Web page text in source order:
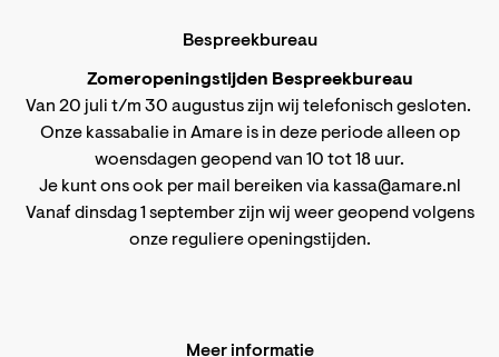
Bespreekbureau
Zomeropeningstijden Bespreekbureau
Van 20 juli t/m 30 augustus zijn wij telefonisch gesloten.
Onze kassabalie in Amare is in deze periode alleen op
woensdagen geopend van 10 tot 18 uur.
Je kunt ons ook per mail bereiken via kassa@amare.nl
Vanaf dinsdag 1 september zijn wij weer geopend volgens
onze reguliere openingstijden.
Meer informatie